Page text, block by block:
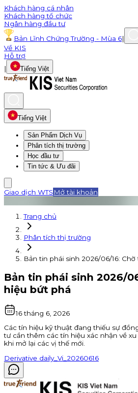
Khách hàng cá nhân
Khách hàng tổ chức
Ngân hàng đầu tư
Bản Lĩnh Chứng Trường - Mùa 6|
Về KIS
Hỗ trợ
|
Tiếng Việt
Tiếng Việt
Sản Phẩm Dịch Vụ
Phân tích thị trường
Học đầu tư
Tin tức & Ưu đãi
Giao dịch WTS Mở tài khoản
Trang chủ
Phân tích thị trường
Bản tin phái sinh 2026/06/16:
Bản tin phái sinh 2026/
hiệu bứt phá
16 tháng 6, 2026
Các tín hiệu kỹ thuật đang thiếu sự
tư cần thêm các tín hiệu xác nhận về
khi mở lại các vị thế mới.
Derivative daily_Vi_20260616